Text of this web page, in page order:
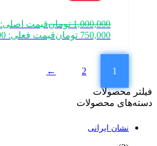
1,000,000 تومانقیمت اصلی: 1,000,000 تومان بود.
750,000 تومانقیمت فعلی: 750,000 تومان.
1
2
←
فیلتر محصولات
دسته‌های محصولات
نشان ایرانی